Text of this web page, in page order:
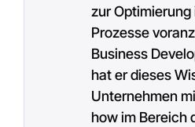
zur
Prozesse
Business
hat er dieses
Unternehmen
how im Bereich